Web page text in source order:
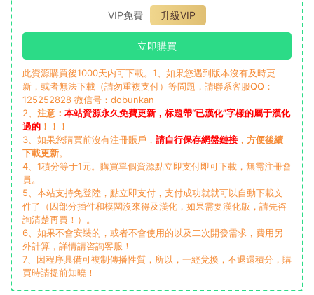
VIP免費
升級VIP
立即購買
此資源購買後1000天内可下載。1、如果您遇到版本沒有及時更
新，或者無法下載（請勿重複支付）等問題，請聯系客服QQ：
125252828 微信号：dobunkan
2、 注意： 本站資源永久免費更新，标題帶“已漢化”字樣的屬于漢化
過的 ！！！
3、如果您購買前沒有注冊賬戶， 請自行保存網盤鏈接 ，方便後續
下載更新。
4、1積分等于1元。購買單個資源點立即支付即可下載，無需注冊會
員。
5、本站支持免登陸，點立即支付，支付成功就就可以自動下載文
件了（因部分插件和模闆沒來得及漢化，如果需要漢化版，請先咨
詢清楚再買！）。
6、如果不會安裝的，或者不會使用的以及二次開發需求，費用另
外計算，詳情請咨詢客服！
7、因程序具備可複制傳播性質，所以，一經兌換，不退還積分，購
買時請提前知曉！